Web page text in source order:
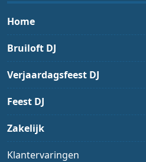
Home
Bruiloft DJ
Verjaardagsfeest DJ
Feest DJ
Zakelijk
Klantervaringen